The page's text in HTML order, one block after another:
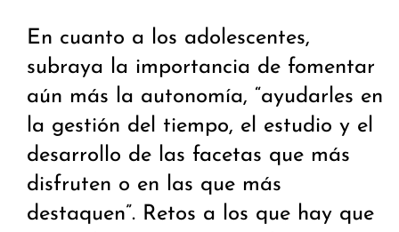
En cuanto a los adolescentes,
subraya la importancia de fomentar
aún más la autonomía, “ayudarles en
la gestión del tiempo, el estudio y el
desarrollo de las facetas que más
disfruten o en las que más
destaquen”. Retos a los que hay que